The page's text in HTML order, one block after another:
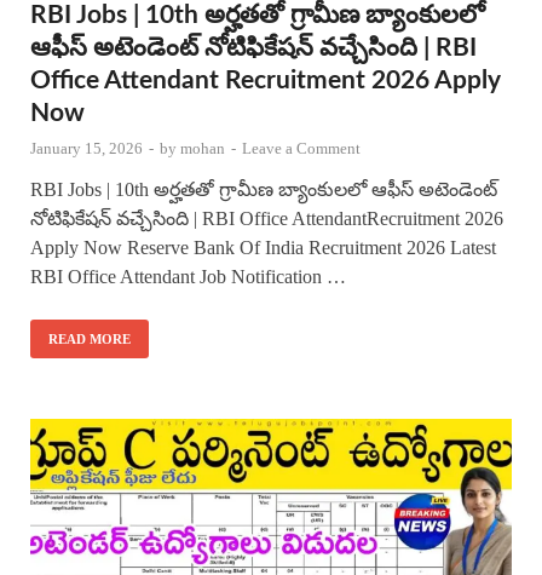
RBI Jobs | 10th అర్హతతో గ్రామీణ బ్యాంకులలో
ఆఫీస్ అటెండెంట్ నోటిఫికేషన్ వచ్చేసింది | RBI
Office Attendant Recruitment 2026 Apply
Now
January 15, 2026 - by mohan - Leave a Comment
RBI Jobs | 10th అర్హతతో గ్రామీణ బ్యాంకులలో ఆఫీస్ అటెండెంట్
నోటిఫికేషన్ వచ్చేసింది | RBI Office AttendantRecruitment 2026
Apply Now Reserve Bank Of India Recruitment 2026 Latest
RBI Office Attendant Job Notification …
READ MORE